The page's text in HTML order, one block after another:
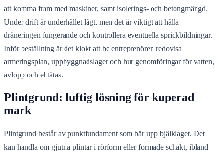
att komma fram med maskiner, samt isolerings- och betongmängd.
Under drift är underhållet lågt, men det är viktigt att hålla
dräneringen fungerande och kontrollera eventuella sprickbildningar.
Inför beställning är det klokt att be entreprenören redovisa
armeringsplan, uppbyggnadslager och hur genomföringar för vatten,
avlopp och el tätas.
Plintgrund: luftig lösning för kuperad
mark
Plintgrund består av punktfundament som bär upp bjälklaget. Det
kan handla om gjutna plintar i rörform eller formade schakt, ibland